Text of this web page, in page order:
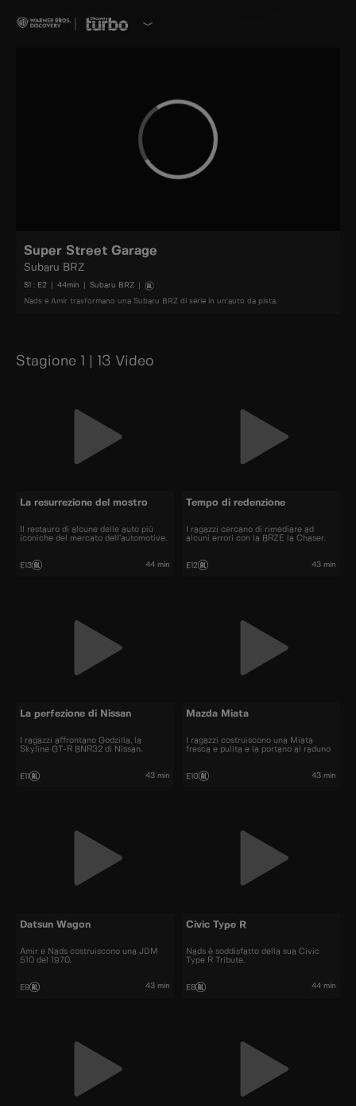
Super Street Garage
Subaru BRZ
S1 : E2 44min Subaru BRZ
Nads e Amir trasformano una Subaru BRZ di serie in un'auto da pista.
Stagione 1 | 13 Video
La resurrezione del mostro
Il restauro di alcune delle auto più
iconiche del mercato dell’automotive.
E13 44 min
Tempo di redenzione
I ragazzi cercano di rimediare ad
alcuni errori con la BRZE la Chaser.
E12 43 min
La perfezione di Nissan
I ragazzi affrontano Godzilla, la
Skyline GT-R BNR32 di Nissan.
E11 43 min
Mazda Miata
I ragazzi costruiscono una Miata
fresca e pulita e la portano al raduno
E10 43 min
Datsun Wagon
Amir e Nads costruiscono una JDM
510 del 1970.
E9 43 min
Civic Type R
Nads è soddisfatto della sua Civic
Type R Tribute.
E8 44 min